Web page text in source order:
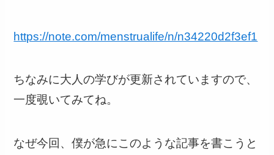
https://note.com/menstrualife/n/n34220d2f3ef1
ちなみに大人の学びが更新されていますので、
一度覗いてみてね。
なぜ今回、僕が急にこのような記事を書こうと